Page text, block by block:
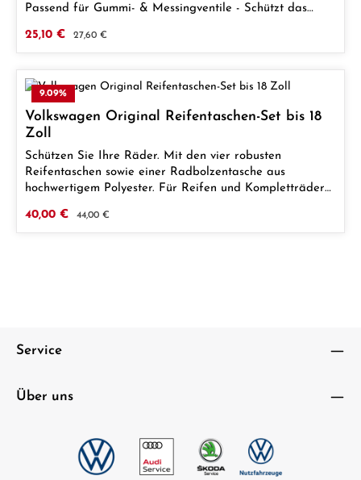
Passend für Gummi- & Messingventile - Schützt das
Verarbeitungsqualität
Verkaufspreis:
25,10 € Regulärer Preis:
27,60 €
9.09%
Volkswagen Original Reifentaschen-Set bis 18
Zoll
Schützen Sie Ihre Räder. Mit den vier robusten
Reifentaschen sowie einer Radbolzentasche aus
hochwertigem Polyester. Für Reifen und Kompletträder
mm Reifenumfang.
Verkaufspreis:
40,00 € Regulärer Preis:
44,00 €
Service
Über uns
Text vergrößern Hochkontrastmodus